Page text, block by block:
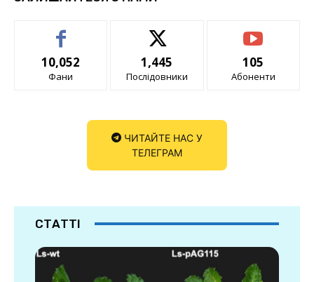
10,052
Фани
1,445
Послідовники
105
Абоненти
ЧИТАЙТЕ НАС У
ТЕЛЕГРАМ
СТАТТІ